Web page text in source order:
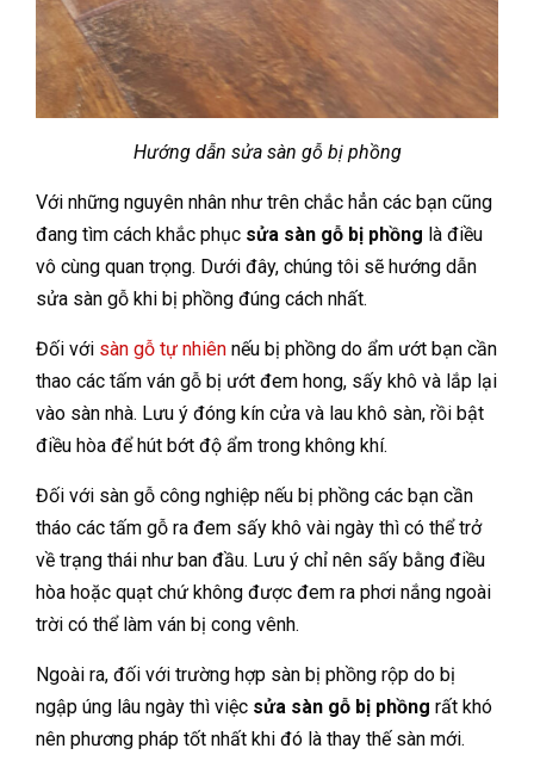
Hướng dẫn sửa sàn gỗ bị phồng
Với những nguyên nhân như trên chắc hẳn các bạn cũng
đang tìm cách khắc phục sửa sàn gỗ bị phồng là điều
vô cùng quan trọng. Dưới đây, chúng tôi sẽ hướng dẫn
sửa sàn gỗ khi bị phồng đúng cách nhất.
Đối với sàn gỗ tự nhiên nếu bị phồng do ẩm ướt bạn cần
thao các tấm ván gỗ bị ướt đem hong, sấy khô và lắp lại
vào sàn nhà. Lưu ý đóng kín cửa và lau khô sàn, rồi bật
điều hòa để hút bớt độ ẩm trong không khí.
Đối với sàn gỗ công nghiệp nếu bị phồng các bạn cần
tháo các tấm gỗ ra đem sấy khô vài ngày thì có thể trở
về trạng thái như ban đầu. Lưu ý chỉ nên sấy bằng điều
hòa hoặc quạt chứ không được đem ra phơi nắng ngoài
trời có thể làm ván bị cong vênh.
Ngoài ra, đối với trường hợp sàn bị phồng rộp do bị
ngập úng lâu ngày thì việc sửa sàn gỗ bị phồng rất khó
nên phương pháp tốt nhất khi đó là thay thế sàn mới.